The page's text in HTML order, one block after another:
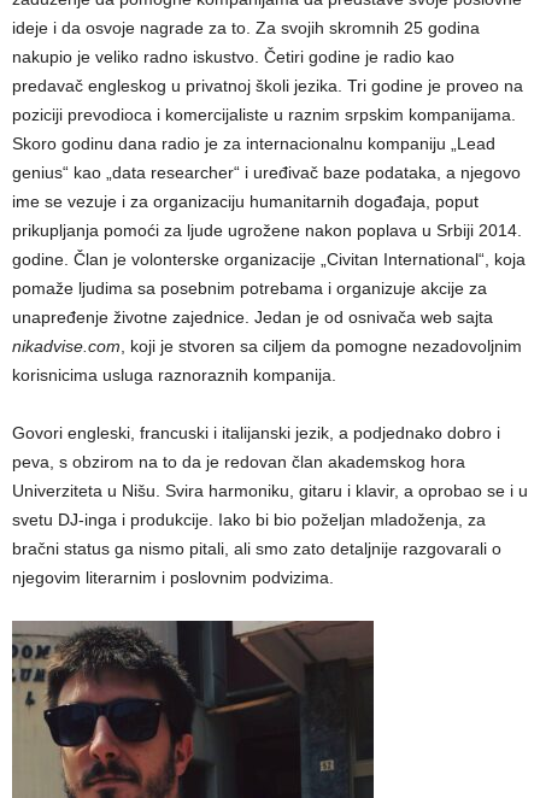
ideje i da osvoje nagrade za to. Za svojih skromnih 25 godina
nakupio je veliko radno iskustvo. Četiri godine je radio kao
predavač engleskog u privatnoj školi jezika. Tri godine je proveo na
poziciji prevodioca i komercijaliste u raznim srpskim kompanijama.
Skoro godinu dana radio je za internacionalnu kompaniju „Lead
genius“ kao „data researcher“ i uređivač baze podataka, a njegovo
ime se vezuje i za organizaciju humanitarnih događaja, poput
prikupljanja pomoći za ljude ugrožene nakon poplava u Srbiji 2014.
godine. Član je volonterske organizacije „Civitan International“, koja
pomaže ljudima sa posebnim potrebama i organizuje akcije za
unapređenje životne zajednice. Jedan je od osnivača web sajta
nikadvise.com , koji je stvoren sa ciljem da pomogne nezadovoljnim
korisnicima usluga raznoraznih kompanija.
Govori engleski, francuski i italijanski jezik, a podjednako dobro i
peva, s obzirom na to da je redovan član akademskog hora
Univerziteta u Nišu. Svira harmoniku, gitaru i klavir, a oprobao se i u
svetu DJ-inga i produkcije. Iako bi bio poželjan mladoženja, za
bračni status ga nismo pitali, ali smo zato detaljnije razgovarali o
njegovim literarnim i poslovnim podvizima.